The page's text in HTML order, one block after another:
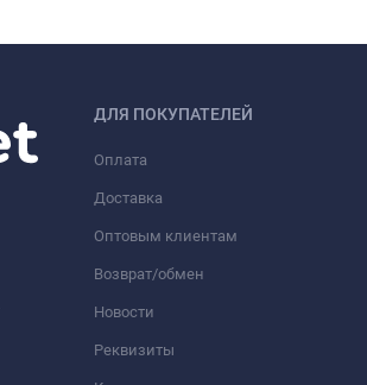
ДЛЯ ПОКУПАТЕЛЕЙ
Оплата
Доставка
Оптовым клиентам
Возврат/обмен
Новости
Реквизиты